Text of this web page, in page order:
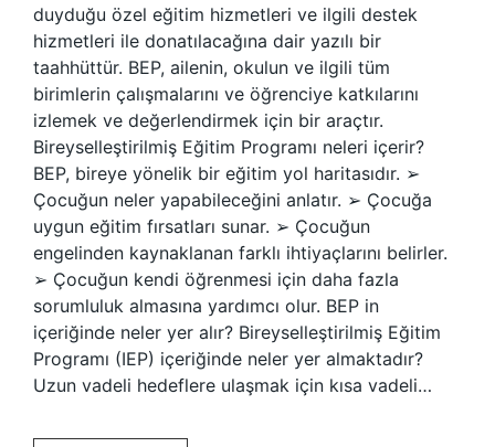
duyduğu özel eğitim hizmetleri ve ilgili destek
hizmetleri ile donatılacağına dair yazılı bir
taahhüttür. BEP, ailenin, okulun ve ilgili tüm
birimlerin çalışmalarını ve öğrenciye katkılarını
izlemek ve değerlendirmek için bir araçtır.
Bireyselleştirilmiş Eğitim Programı neleri içerir?
BEP, bireye yönelik bir eğitim yol haritasıdır. ➢
Çocuğun neler yapabileceğini anlatır. ➢ Çocuğa
uygun eğitim fırsatları sunar. ➢ Çocuğun
engelinden kaynaklanan farklı ihtiyaçlarını belirler.
➢ Çocuğun kendi öğrenmesi için daha fazla
sorumluluk almasına yardımcı olur. BEP in
içeriğinde neler yer alır? Bireyselleştirilmiş Eğitim
Programı (IEP) içeriğinde neler yer almaktadır?
Uzun vadeli hedeflere ulaşmak için kısa vadeli…